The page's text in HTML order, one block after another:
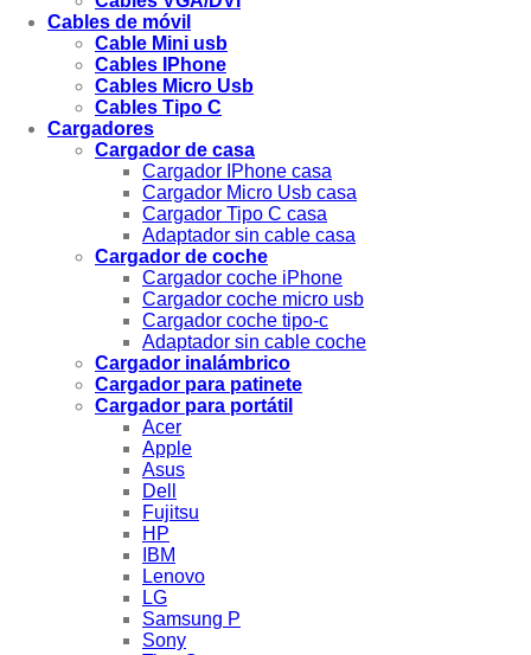
Cables de móvil
Cable Mini usb
Cables IPhone
Cables Micro Usb
Cables Tipo C
Cargadores
Cargador de casa
Cargador IPhone casa
Cargador Micro Usb casa
Cargador Tipo C casa
Adaptador sin cable casa
Cargador de coche
Cargador coche iPhone
Cargador coche micro usb
Cargador coche tipo-c
Adaptador sin cable coche
Cargador inalámbrico
Cargador para patinete
Cargador para portátil
Acer
Apple
Asus
Dell
Fujitsu
HP
IBM
Lenovo
LG
Samsung P
Sony